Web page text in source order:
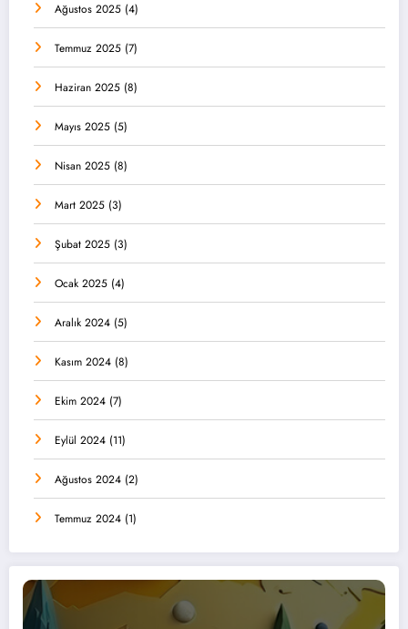
Ağustos 2025 (4)
Temmuz 2025 (7)
Haziran 2025 (8)
Mayıs 2025 (5)
Nisan 2025 (8)
Mart 2025 (3)
Şubat 2025 (3)
Ocak 2025 (4)
Aralık 2024 (5)
Kasım 2024 (8)
Ekim 2024 (7)
Eylül 2024 (11)
Ağustos 2024 (2)
Temmuz 2024 (1)